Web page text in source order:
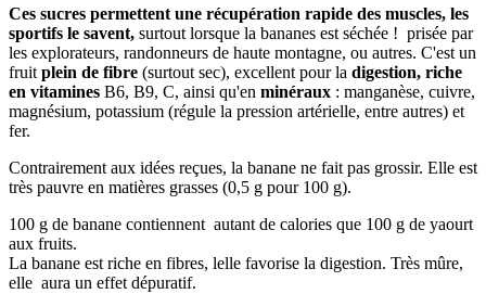
Ces sucres permettent une récupération rapide des muscles, les
sportifs le savent, surtout lorsque la bananes est séchée ! prisée par
les explorateurs, randonneurs de haute montagne, ou autres. C'est un
fruitplein de fibre (surtout sec), excellent pour la digestion, riche
en vitamines B6, B9, C, ainsi qu'en minéraux : manganèse, cuivre,
magnésium, potassium (régule la pression artérielle, entre autres) et
fer.
Contrairement aux idées reçues, la banane ne fait pas grossir. Elle est
très pauvre en matières grasses (0,5 g pour 100 g).
100 g de banane contiennent autant de calories que 100 g de yaourt
aux fruits.
La banane est riche en fibres, lelle favorise la digestion. Très mûre,
elle aura un effet dépuratif.